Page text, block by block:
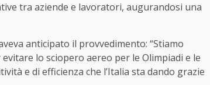
tra aziende e lavoratori, augurandosi una
anticipato il provvedimento: “Stiamo
lo sciopero aereo per le Olimpiadi e le
e di efficienza che l’Italia sta dando grazie